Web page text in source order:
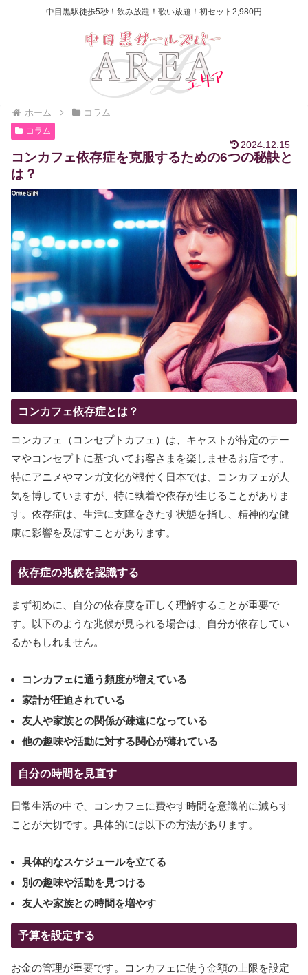
中目黒駅徒歩5秒！飲み放題！歌い放題！初セット2,980円
ホーム コラム
コラム
2024.12.15
コンカフェ依存症を克服するための6つの秘訣と
は？
コンカフェ依存症とは？
コンカフェ（コンセプトカフェ）は、キャストが特定のテー
マやコンセプトに基づいてお客さまを楽しませるお店です。
特にアニメやマンガ文化が根付く日本では、コンカフェが人
気を博していますが、特に執着や依存が生じることがありま
す。依存症は、生活に支障をきたす状態を指し、精神的な健
康に影響を及ぼすことがあります。
依存症の兆候を認識する
まず初めに、自分の依存度を正しく理解することが重要で
す。以下のような兆候が見られる場合は、自分が依存してい
るかもしれません。
コンカフェに通う頻度が増えている
家計が圧迫されている
友人や家族との関係が疎遠になっている
他の趣味や活動に対する関心が薄れている
自分の時間を見直す
日常生活の中で、コンカフェに費やす時間を意識的に減らす
ことが大切です。具体的には以下の方法があります。
具体的なスケジュールを立てる
別の趣味や活動を見つける
友人や家族との時間を増やす
予算を設定する
お金の管理が重要です。コンカフェに使う金額の上限を設定